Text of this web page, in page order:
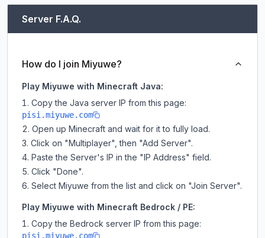
Server F.A.Q.
How do I join Miyuwe?
Play Miyuwe with Minecraft Java:
Copy the Java server IP from this page:
pisi.miyuwe.com
Open up Minecraft and wait for it to fully load.
Click on "Multiplayer", then "Add Server".
Paste the Server's IP in the "IP Address" field.
Click "Done".
Select Miyuwe from the list and click on "Join Server".
Play Miyuwe with Minecraft Bedrock / PE:
Copy the Bedrock server IP from this page:
pisi.miyuwe.com